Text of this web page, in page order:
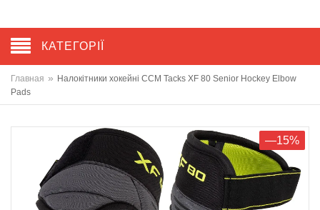
КАТЕГОРІЇ
Главная » Налокітники хокейні CCM Tacks XF 80 Senior Hockey Elbow
Pads
—15%